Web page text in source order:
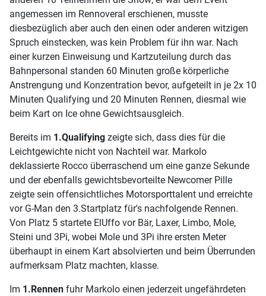
angemessen im Rennoveral erschienen, musste
diesbezüglich aber auch den einen oder anderen witzigen
Spruch einstecken, was kein Problem für ihn war. Nach
einer kurzen Einweisung und Kartzuteilung durch das
Bahnpersonal standen 60 Minuten große körperliche
Anstrengung und Konzentration bevor, aufgeteilt in je 2x 10
Minuten Qualifying und 20 Minuten Rennen, diesmal wie
beim Kart on Ice ohne Gewichtsausgleich.
Bereits im 1.Qualifying zeigte sich, dass dies für die
Leichtgewichte nicht von Nachteil war. Markolo
deklassierte Rocco überraschend um eine ganze Sekunde
und der ebenfalls gewichtsbevorteilte Newcomer Pille
zeigte sein offensichtliches Motorsporttalent und erreichte
vor G-Man den 3.Startplatz für's nachfolgende Rennen.
Von Platz 5 startete ElUffo vor Bär, Laxer, Limbo, Mole,
Steini und 3Pi, wobei Mole und 3Pi ihre ersten Meter
überhaupt in einem Kart absolvierten und beim Überrunden
aufmerksam Platz machten, klasse.
Im 1.Rennen fuhr Markolo einen jederzeit ungefährdeten